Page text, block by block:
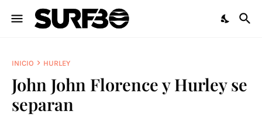
INICIO HURLEY
John John Florence y Hurley se
separan